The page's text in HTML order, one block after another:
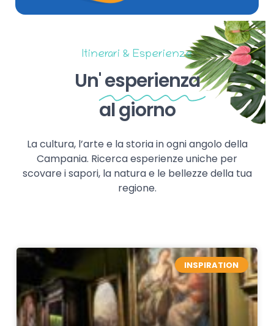
Itinerari & Esperienze
Un'esperienza
al giorno
La cultura, l’arte e la storia in ogni angolo della
Campania. Ricerca esperienze uniche per
scovare i sapori, la natura e le bellezze della tua
regione.
INSPIRATION